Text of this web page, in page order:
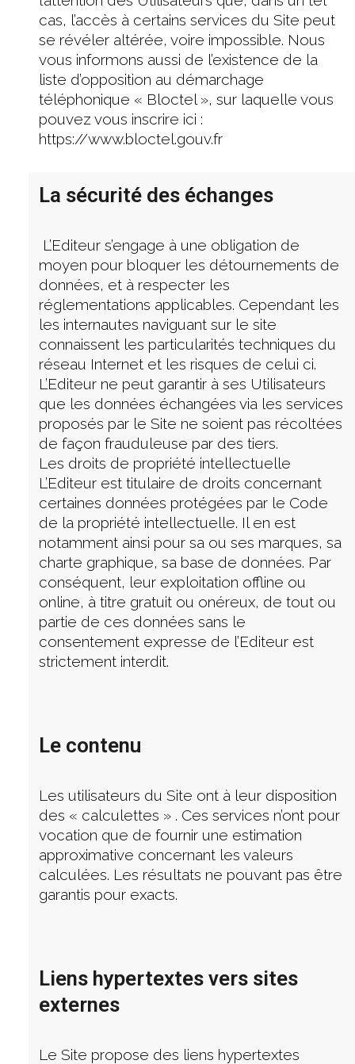
cas, l’accès à certains services du Site peut
se révéler altérée, voire impossible. Nous
vous informons aussi de l’existence de la
liste d’opposition au démarchage
téléphonique « Bloctel », sur laquelle vous
pouvez vous inscrire ici :
https://www.bloctel.gouv.fr
La sécurité des échanges
L’Editeur s’engage à une obligation de
moyen pour bloquer les détournements de
données, et à respecter les
réglementations applicables. Cependant les
les internautes naviguant sur le site
connaissent les particularités techniques du
réseau Internet et les risques de celui ci.
L’Editeur ne peut garantir à ses Utilisateurs
que les données échangées via les services
proposés par le Site ne soient pas récoltées
de façon frauduleuse par des tiers.
Les droits de propriété intellectuelle
L’Editeur est titulaire de droits concernant
certaines données protégées par le Code
de la propriété intellectuelle. Il en est
notamment ainsi pour sa ou ses marques, sa
charte graphique, sa base de données. Par
conséquent, leur exploitation offline ou
online, à titre gratuit ou onéreux, de tout ou
partie de ces données sans le
consentement expresse de l’Editeur est
strictement interdit.
Le contenu
Les utilisateurs du Site ont à leur disposition
des « calculettes » . Ces services n’ont pour
vocation que de fournir une estimation
approximative concernant les valeurs
calculées. Les résultats ne pouvant pas être
garantis pour exacts.
Liens hypertextes vers sites
externes
Le Site propose des liens hypertextes